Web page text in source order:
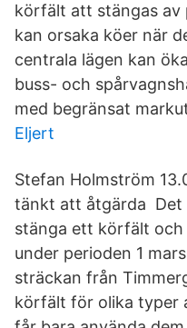
körfält att stängas av
kan orsaka köer när
centrala lägen kan
buss- och
med begränsat
Eljert
Stefan Holmström
tänkt att åtgärda Det
stänga ett körfält
under perioden 1
sträckan från
körfält för olika typer